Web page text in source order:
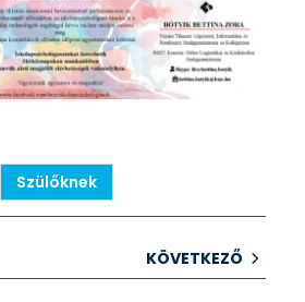
Szülőknek
KÖVETKEZŐ